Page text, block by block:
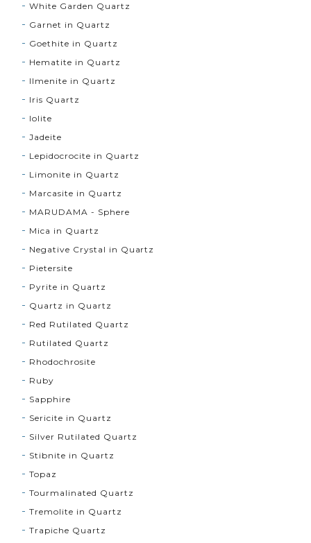
White Garden Quartz
Garnet in Quartz
Goethite in Quartz
Hematite in Quartz
Ilmenite in Quartz
Iris Quartz
Iolite
Jadeite
Lepidocrocite in Quartz
Limonite in Quartz
Marcasite in Quartz
MARUDAMA - Sphere
Mica in Quartz
Negative Crystal in Quartz
Pietersite
Pyrite in Quartz
Quartz in Quartz
Red Rutilated Quartz
Rutilated Quartz
Rhodochrosite
Ruby
Sapphire
Sericite in Quartz
Silver Rutilated Quartz
Stibnite in Quartz
Topaz
Tourmalinated Quartz
Tremolite in Quartz
Trapiche Quartz